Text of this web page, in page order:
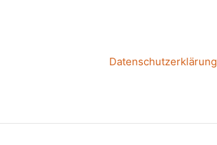
Datenschutzerklärung